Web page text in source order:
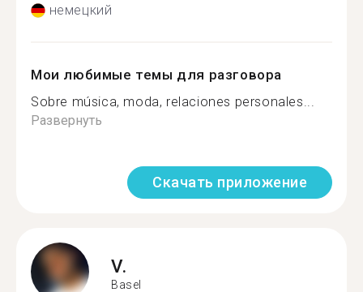
немецкий
Мои любимые темы для разговора
Sobre música, moda, relaciones personales...
Развернуть
Скачать приложение
V.
Basel